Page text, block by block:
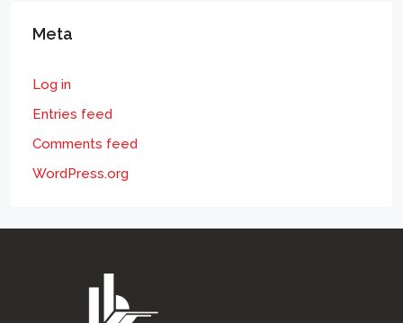
Meta
Log in
Entries feed
Comments feed
WordPress.org